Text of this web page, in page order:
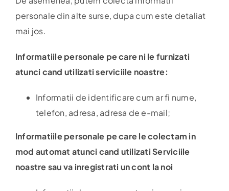
personale din alte surse, dupa cum este detaliat
mai jos.
Informatiile personale pe care ni le furnizati
atunci cand utilizati serviciile noastre:
Informatii de identificare cum ar fi nume,
telefon, adresa, adresa de e-mail;
Informatiile personale pe care le colectam in
mod automat atunci cand utilizati Serviciile
noastre sau va inregistrati un cont la noi